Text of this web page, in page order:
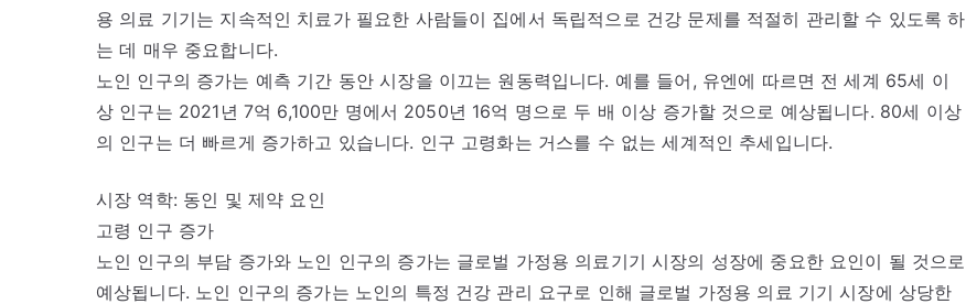
용 의료 기기는 지속적인 치료가 필요한 사람들이 집에서 독립적으로 건강 문제를 적절히 관리할 수 있도록 하
는 데 매우 중요합니다.
노인 인구의 증가는 예측 기간 동안 시장을 이끄는 원동력입니다. 예를 들어, 유엔에 따르면 전 세계 65세 이
상 인구는 2021년 7억 6,100만 명에서 2050년 16억 명으로 두 배 이상 증가할 것으로 예상됩니다. 80세 이상
의 인구는 더 빠르게 증가하고 있습니다. 인구 고령화는 거스를 수 없는 세계적인 추세입니다.
시장 역학: 동인 및 제약 요인
고령 인구 증가
노인 인구의 부담 증가와 노인 인구의 증가는 글로벌 가정용 의료기기 시장의 성장에 중요한 요인이 될 것으로
예상됩니다. 노인 인구의 증가는 노인의 특정 건강 관리 요구로 인해 글로벌 가정용 의료 기기 시장에 상당한